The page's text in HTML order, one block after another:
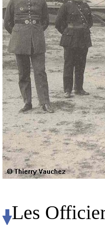
Les